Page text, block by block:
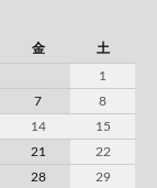
金 土
1
7
8
14
15
21
22
28
29